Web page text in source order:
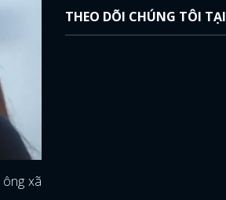
xã
THEO DÕI CHÚNG TÔI TẠI